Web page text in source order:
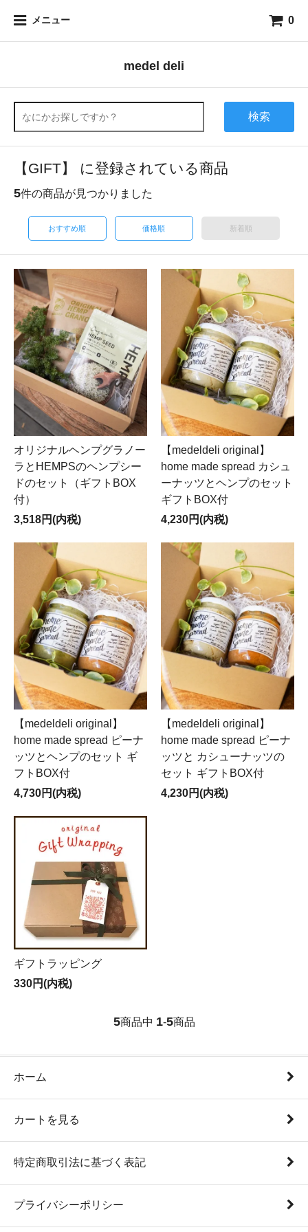
メニュー 0
medel deli
検索
【GIFT】 に登録されている商品
5件の商品が見つかりました
おすすめ順 価格順 新着順
オリジナルヘンプグラノー
ラとHEMPSのヘンプシー
ドのセット（ギフトBOX
付）
3,518円(内税)
【medeldeli original】
home made spread カシュ
ーナッツとヘンプのセット
ギフトBOX付
4,230円(内税)
【medeldeli original】
home made spread ピーナ
ッツとヘンプのセット ギ
フトBOX付
4,730円(内税)
【medeldeli original】
home made spread ピーナ
ッツと カシューナッツの
セット ギフトBOX付
4,230円(内税)
ギフトラッピング
330円(内税)
5商品中 1-5商品
ホーム
カートを見る
特定商取引法に基づく表記
プライバシーポリシー